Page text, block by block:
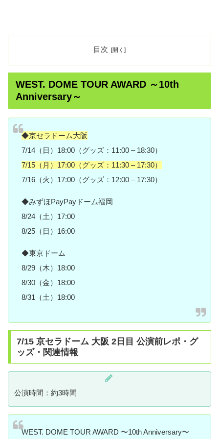
目次
WEST. DOME TOUR AWARD ～10th
Anniversary～
◆京セラドーム大阪
7/14（日）18:00（グッズ：11:00 – 18:30）
7/15（月）17:00（グッズ：11:30 – 17:30）
7/16（火）17:00（グッズ：12:00 – 17:30）
◆みずほPayPayドーム福岡
8/24（土）17:00
8/25（日）16:00
◆東京ドーム
8/29（木）18:00
8/30（金）18:00
8/31（土）18:00
7/15 京セラドーム 大阪 2日目 公演前レポ・グ
ッズ・関連情報
公演時間：約3時間
WEST. DOME TOUR AWARD 〜10th Anniversary〜